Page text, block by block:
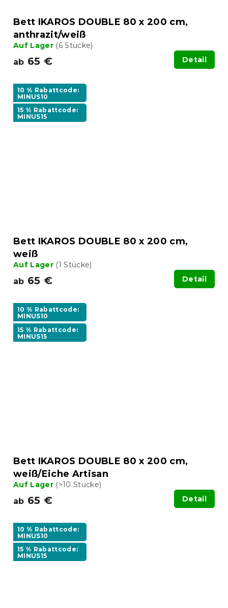
Bett IKAROS DOUBLE 80 x 200 cm,
anthrazit/weiß
Auf Lager (6 Stücke)
ab 65 € Detail
10 % Rabattcode:
MINUS10
15 % Rabattcode:
MINUS15
Bett IKAROS DOUBLE 80 x 200 cm,
weiß
Auf Lager (1 Stücke)
ab 65 € Detail
10 % Rabattcode:
MINUS10
15 % Rabattcode:
MINUS15
Bett IKAROS DOUBLE 80 x 200 cm,
weiß/Eiche Artisan
Auf Lager (>10 Stücke)
ab 65 € Detail
10 % Rabattcode:
MINUS10
15 % Rabattcode:
MINUS15